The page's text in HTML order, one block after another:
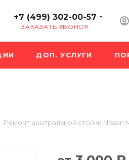
+7 (499) 302-00-57
ЗАКАЗАТЬ ЗВОНОК
ДОП. УСЛУГИ
Ремонт центральной стойки Nissan